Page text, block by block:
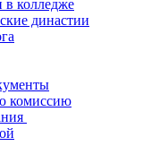
в колледже
династии
комиссию